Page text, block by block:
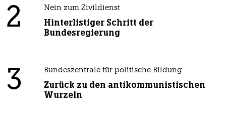
2 Nein zum Zivildienst
Hinterlistiger Schritt der
Bundesregierung
3 Bundeszentrale für politische Bildung
Zurück zu den antikommunistischen
Wurzeln